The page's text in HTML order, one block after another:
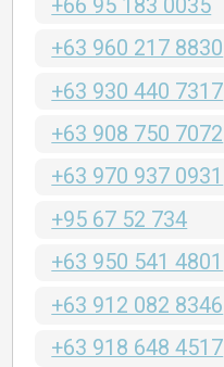
+66 95 183 0035
+63 960 217 8830
+63 930 440 7317
+63 908 750 7072
+63 970 937 0931
+95 67 52 734
+63 950 541 4801
+63 912 082 8346
+63 918 648 4517